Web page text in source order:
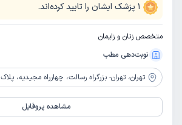
1 پزشک ایشان را تایید کرده‌اند.
متخصص زنان و زایمان
نوبت‌دهی مطب
تهران،تهران- بزرگراه رسالت، چهارراه مجیدیه، پلاک1104/1، طبقه 2
مشاهده پروفایل